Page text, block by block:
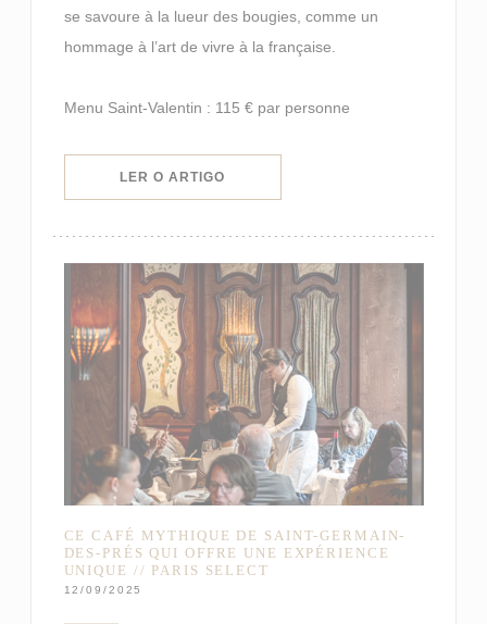
se savoure à la lueur des bougies, comme un
hommage à l’art de vivre à la française.
Menu Saint-Valentin : 115 € par personne
LER O ARTIGO
CE CAFÉ MYTHIQUE DE SAINT-GERMAIN-
DES-PRÉS QUI OFFRE UNE EXPÉRIENCE
UNIQUE // PARIS SELECT
12/09/2025